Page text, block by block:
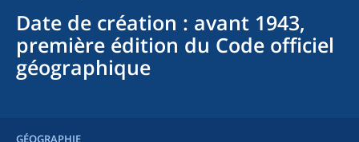
Date de création : avant 1943,
première édition du Code officiel
géographique
GÉOGRAPHIE